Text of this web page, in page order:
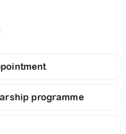
programme